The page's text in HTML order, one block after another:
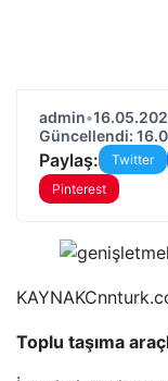
admin•
Güncellendi:
Paylaş: Twitter
Pinterest
KAYNAK
Toplu taşıma